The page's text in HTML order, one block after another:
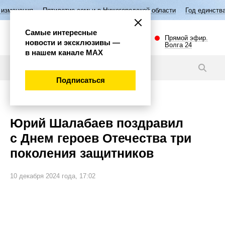
семьи в Нижегородской области Год единства народов
Прямой эфир.
Волга 24
Юрий Шалабаев поздравил
с Днем героев Отечества три
поколения защитников
10 декабря 2024 года, 17:02
Самые интересные
новости и эксклюзивы —
в нашем канале МАХ
Подписаться